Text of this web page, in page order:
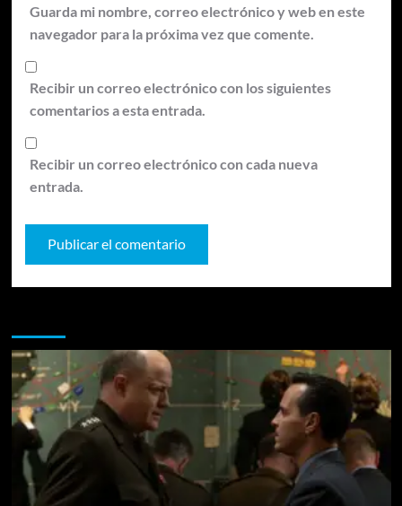
Guarda mi nombre, correo electrónico y web en este
navegador para la próxima vez que comente.
Recibir un correo electrónico con los siguientes
comentarios a esta entrada.
Recibir un correo electrónico con cada nueva
entrada.